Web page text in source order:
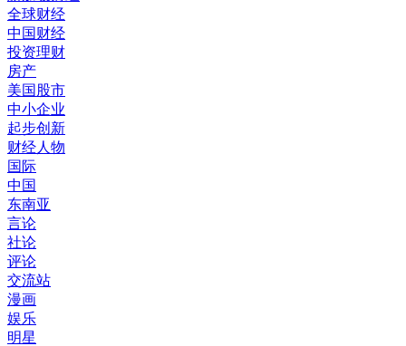
全球财经
中国财经
投资理财
房产
美国股市
中小企业
起步创新
财经人物
国际
中国
东南亚
言论
社论
评论
交流站
漫画
娱乐
明星